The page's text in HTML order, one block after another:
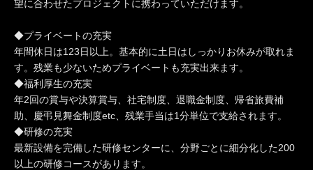
望に合わせたプロジェクトに携わっていただけます。
◆プライベートの充実
年間休日は123日以上。基本的に土日はしっかりお休みが取れま
す。残業も少ないためプライベートも充実出来ます。
◆福利厚生の充実
年2回の賞与や決算賞与、社宅制度、退職金制度、帰省旅費補
助、慶弔見舞金制度etc、残業手当は1分単位で支給されます。
◆研修の充実
最新設備を完備した研修センターに、分野ごとに細分化した200
以上の研修コースがあります。